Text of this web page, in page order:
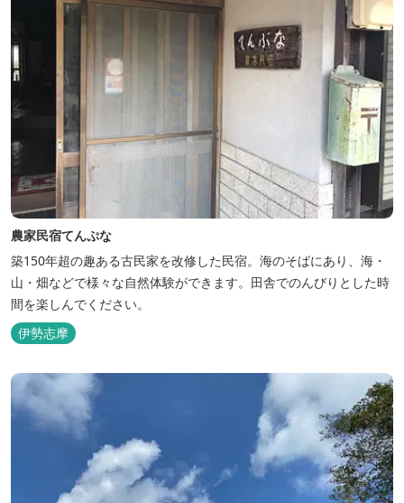
農家民宿てんぷな
築150年超の趣ある古民家を改修した民宿。海のそばにあり、海・
山・畑などで様々な自然体験ができます。田舎でのんびりとした時
間を楽しんでください。
伊勢志摩